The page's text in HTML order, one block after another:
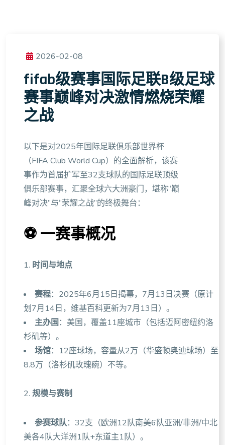
2026-02-08
fifab级赛事国际足联B级足球
赛事巅峰对决激情燃烧荣耀
之战
以下是对2025年国际足联俱乐部世界杯
（FIFA Club World Cup）的全面解析，该赛
事作为首届扩军至32支球队的国际足联顶级
俱乐部赛事，汇聚全球六大洲豪门，堪称“巅
峰对决”与“荣耀之战”的终极舞台：
⚽️ 一赛事概况
1. 时间与地点
赛程：2025年6月15日揭幕，7月13日决赛（原计
划7月14日，维基百科更新为7月13日）。
主办国 ：美国，覆盖11座城市（包括迈阿密纽约洛
杉矶等）。
场馆：12座球场，容量从2万（华盛顿奥迪球场）至
8.8万（洛杉矶玫瑰碗）不等。
2. 规模与赛制
参赛球队：32支（欧洲12队南美6队亚洲/非洲/中北
美各4队大洋洲1队+东道主1队）。